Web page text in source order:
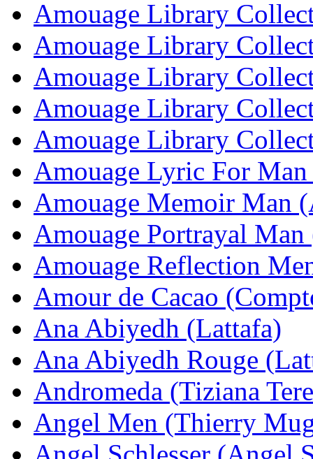
Amouage Library
Amouage Library
Amouage Library
Amouage Library
Amouage Library
Amouage Lyric For
Amouage Memoir Man
Amouage Portrayal
Amouage Reflection
Amour de Cacao
Ana Abiyedh (Lattafa)
Ana Abiyedh Rouge
Andromeda (Tiziana
Angel Men (Thierry